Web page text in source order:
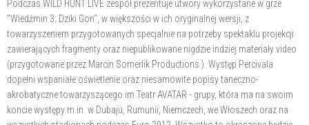
Podczas WILD HUNT LIVE zespół prezentuje utwory wykorzystane w grze
"Wiedźmin 3: Dziki Gon", w większości w ich oryginalnej wersji, z
towarzyszeniem przygotowanych specjalnie na potrzeby spektaklu projekcji
zawierających fragmenty oraz niepublikowane nigdzie indziej materiały video
(przygotowane przez Marcin Somerlik Productions ). Występ Percivala
dopełni wspaniałe oświetlenie oraz niesamowite popisy taneczno-
akrobatyczne towarzyszącego im Teatr AVATAR - grupy, która ma na swoim
koncie występy m.in. w Dubaju, Rumunii, Niemczech, we Włoszech oraz na